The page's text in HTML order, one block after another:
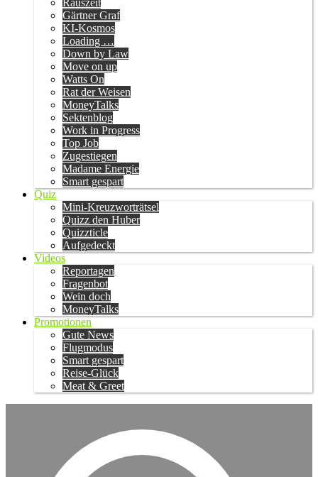
Rauszeit
Gärtner Graf
KI-Kosmos
Loading …
Down by Law
Move on up
Watts On
Rat der Weisen
MoneyTalks
Sektenblog
Work in Progress
Top Job
Zugestiegen
Madame Energie
Smart gespart
Quiz
Mini-Kreuzworträtsel
Quizz den Huber
Quizzticle
Aufgedeckt
Videos
Reportagen
Fragenbot
Wein doch
MoneyTalks
Promotionen
Gute News
Flugmodus
Smart gespart
Reise-Glück
Meat & Greet